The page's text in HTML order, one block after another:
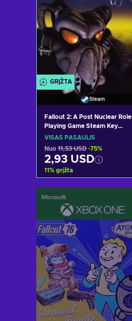
GRĮŽTA
Steam
Fallout 2: A Post Nuclear Role
Playing Game Steam Key
GLOBAL
VISAS PASAULIS
Nuo 11,53 USD -75%
2,93 USD
11% grįžta
Peržiūrėti pasiūlymus